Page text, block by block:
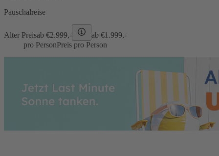
Pauschalreise
Alter Preisab €2.999,- ab €1.999,-
pro PersonPreis pro Person